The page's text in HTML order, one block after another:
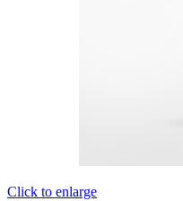
Click to enlarge